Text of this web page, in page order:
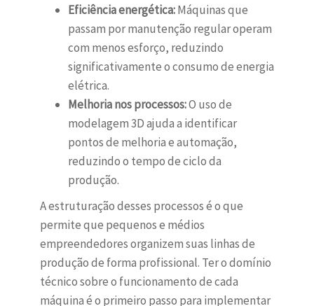
Eficiência energética:Máquinas que
passam por manutenção regular operam
com menos esforço, reduzindo
significativamente o consumo de energia
elétrica.
Melhoria nos processos:O uso de
modelagem 3D ajuda a identificar
pontos de melhoria e automação,
reduzindo o tempo de ciclo da
produção.
A estruturação desses processos é o que
permite que pequenos e médios
empreendedores organizem suas linhas de
produção de forma profissional. Ter o domínio
técnico sobre o funcionamento de cada
máquina é o primeiro passo para implementar